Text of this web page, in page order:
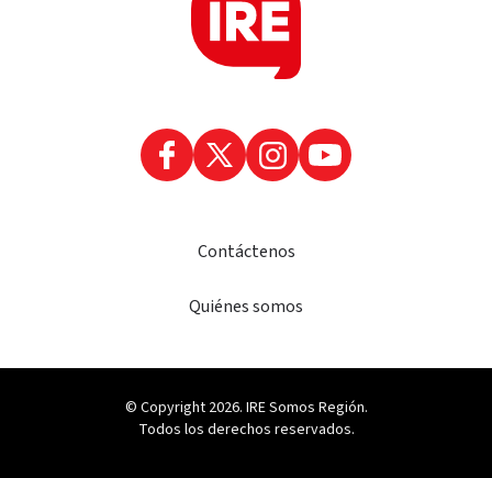
Contáctenos
Quiénes somos
© Copyright 2026. IRE Somos Región.
Todos los derechos reservados.